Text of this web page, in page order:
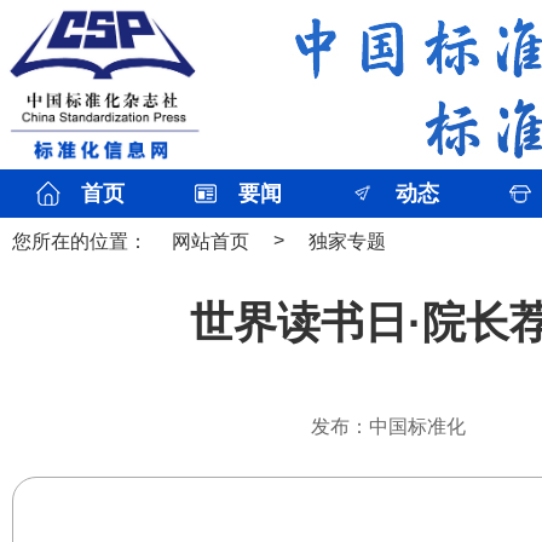
首页 要闻 动态
您所在的位置： 网站首页 > 独家专题
世界读书日·院长
发布：中国标准化